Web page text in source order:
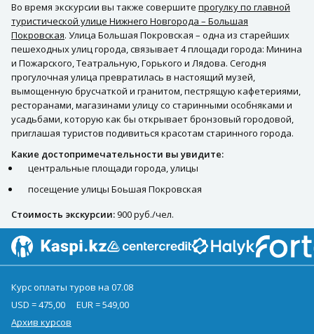
Во время экскурсии вы также совершите прогулку по главной
туристической улице Нижнего Новгорода – Большая
Покровская. Улица Большая Покровская – одна из старейших
пешеходных улиц города, связывает 4 площади города: Минина
и Пожарского, Театральную, Горького и Лядова. Сегодня
прогулочная улица превратилась в настоящий музей,
вымощенную брусчаткой и гранитом, пестрящую кафетериями,
ресторанами, магазинами улицу со старинными особняками и
усадьбами, которую как бы открывает бронзовый городовой,
приглашая туристов подивиться красотам старинного города.
Какие достопримечательности вы увидите:
центральные площади города, улицы
посещение улицы Боьшая Покровская
Стоимость экскурсии:900 руб./чел.
Курс оплаты туров на 07.08
USD = 475,00
EUR = 549,00
Архив курсов